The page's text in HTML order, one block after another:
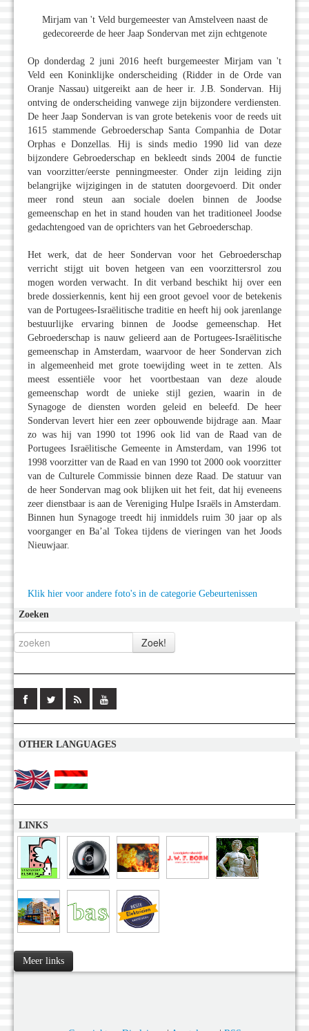
Mirjam van 't Veld burgemeester van Amstelveen naast de
gedecoreerde de heer Jaap Sondervan met zijn echtgenote
Op donderdag 2 juni 2016 heeft burgemeester Mirjam van 't
Veld een Koninklijke onderscheiding (Ridder in de Orde van
Oranje Nassau) uitgereikt aan de heer ir. J.B. Sondervan. Hij
ontving de onderscheiding vanwege zijn bijzondere verdiensten.
De heer Jaap Sondervan is van grote betekenis voor de reeds uit
1615 stammende Gebroederschap Santa Companhia de Dotar
Orphas e Donzellas. Hij is sinds medio 1990 lid van deze
bijzondere Gebroederschap en bekleedt sinds 2004 de functie
van voorzitter/eerste penningmeester. Onder zijn leiding zijn
belangrijke wijzigingen in de statuten doorgevoerd. Dit onder
meer rond steun aan sociale doelen binnen de Joodse
gemeenschap en het in stand houden van het traditioneel Joodse
gedachtengoed van de oprichters van het Gebroederschap.
Het werk, dat de heer Sondervan voor het Gebroederschap
verricht stijgt uit boven hetgeen van een voorzittersrol zou
mogen worden verwacht. In dit verband beschikt hij over een
brede dossierkennis, kent hij een groot gevoel voor de betekenis
van de Portugees-Israëlitische traditie en heeft hij ook jarenlange
bestuurlijke ervaring binnen de Joodse gemeenschap. Het
Gebroederschap is nauw gelieerd aan de Portugees-Israëlitische
gemeenschap in Amsterdam, waarvoor de heer Sondervan zich
in algemeenheid met grote toewijding weet in te zetten. Als
meest essentiële voor het voortbestaan van deze aloude
gemeenschap wordt de unieke stijl gezien, waarin in de
Synagoge de diensten worden geleid en beleefd. De heer
Sondervan levert hier een zeer opbouwende bijdrage aan. Maar
zo was hij van 1990 tot 1996 ook lid van de Raad van de
Portugees Israëlitische Gemeente in Amsterdam, van 1996 tot
1998 voorzitter van de Raad en van 1990 tot 2000 ook voorzitter
van de Culturele Commissie binnen deze Raad. De statuur van
de heer Sondervan mag ook blijken uit het feit, dat hij eveneens
zeer dienstbaar is aan de Vereniging Hulpe Israëls in Amsterdam.
Binnen hun Synagoge treedt hij inmiddels ruim 30 jaar op als
voorganger en Ba’al Tokea tijdens de vieringen van het Joods
Nieuwjaar.
Klik hier voor andere foto's in de categorie Gebeurtenissen
Zoeken
OTHER LANGUAGES
LINKS
Meer links